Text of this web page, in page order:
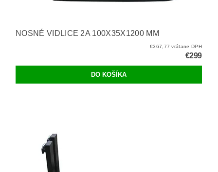
NOSNÉ VIDLICE 2A 100X35X1200 MM
€367,77 vrátane DPH
€299